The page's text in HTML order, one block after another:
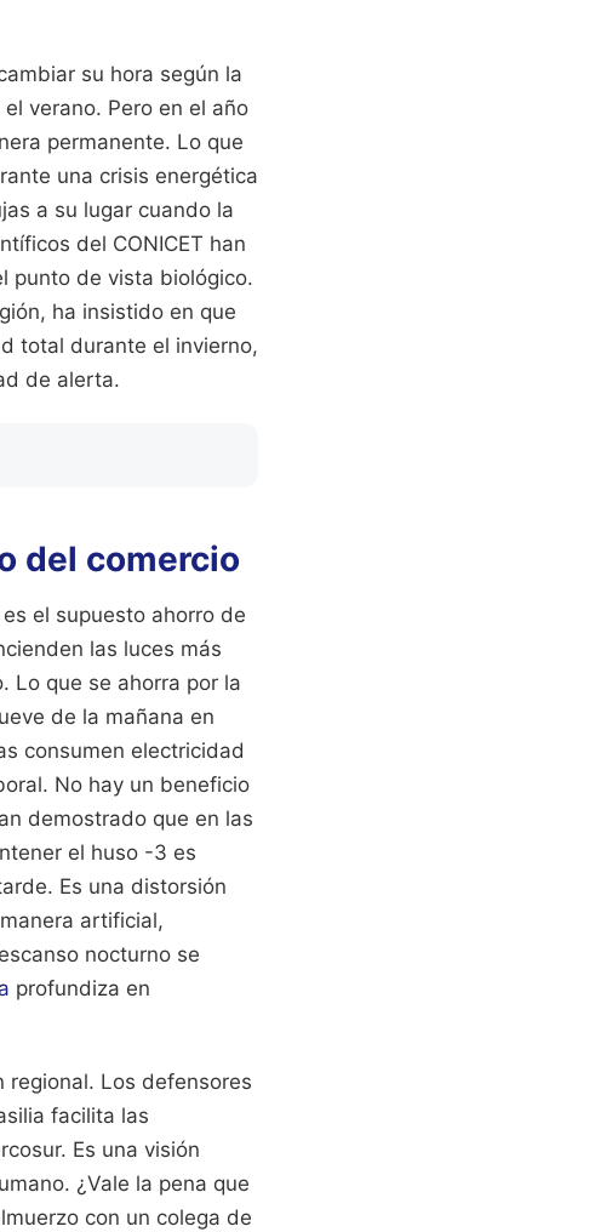
su hora según la
verano. Pero en el año
permanente. Lo que
una crisis energética
a su lugar cuando la
del CONICET han
punto de vista biológico.
ha insistido en que
total durante el invierno,
de alerta.
del comercio
el supuesto ahorro de
las luces más
Lo que se ahorra por la
de la mañana en
consumen electricidad
No hay un beneficio
demostrado que en las
el huso -3 es
Es una distorsión
artificial,
nocturno se
profundiza en
regional. Los defensores
facilita las
Es una visión
¿Vale la pena que
con un colega de